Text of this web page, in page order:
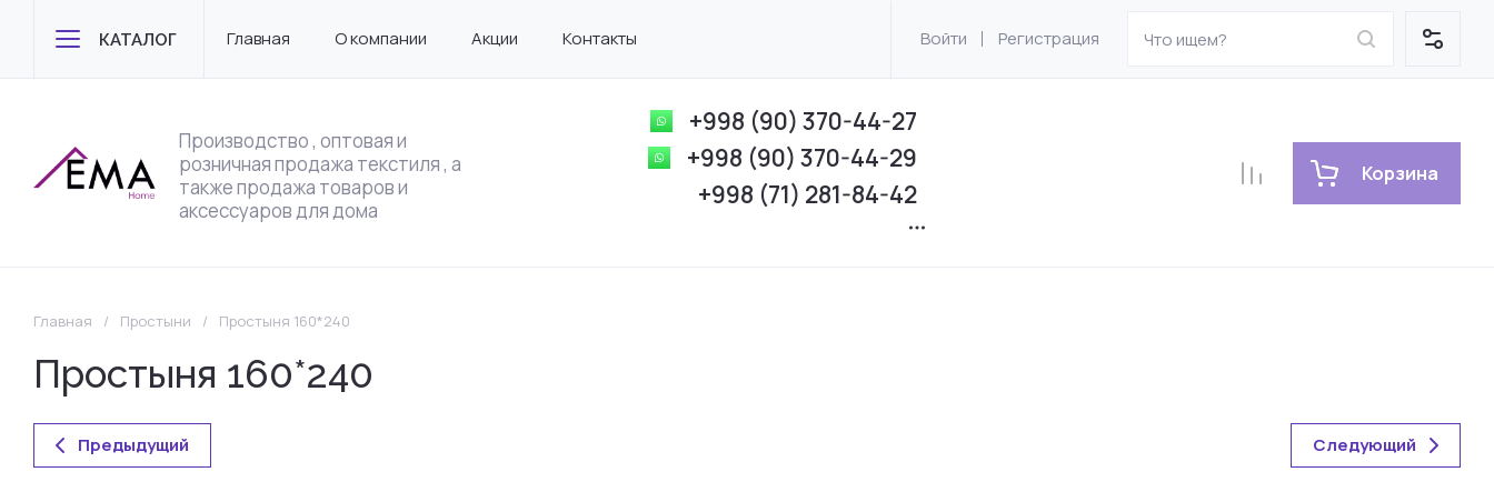
КАТАЛОГ Главная О компании Акции Контакты Войти Регистрация
Производство , оптовая и
розничная продажа текстиля , а
также продажа товаров и
аксессуаров для дома
+998 (90) 370-44-27
+998 (90) 370-44-29
+998 (71) 281-84-42
Корзина
Главная / Простыни / Простыня 160*240
Простыня 160*240
Предыдущий Следующий